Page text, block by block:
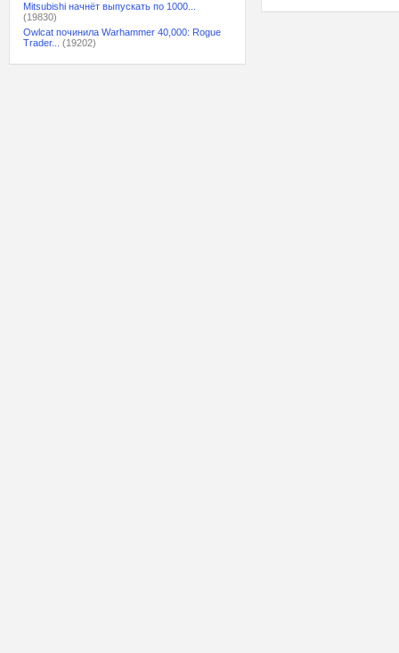
Mitsubishi начнёт выпускать по 1000...
(19830)
Owlcat починила Warhammer 40,000: Rogue
Trader...
(19202)